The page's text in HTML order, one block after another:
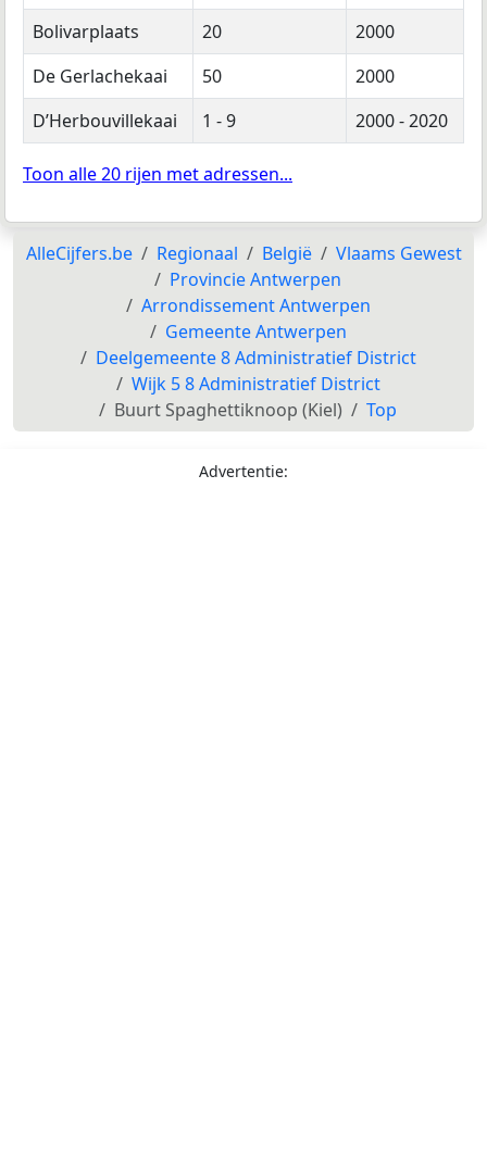
Bolivarplaats
20
2000
De Gerlachekaai
50
2000
D’Herbouvillekaai
1 - 9 2000 - 2020
Toon alle 20 rijen met adressen...
AlleCijfers.be Regionaal België
Vlaams Gewest
Provincie Antwerpen
Arrondissement Antwerpen
Gemeente Antwerpen
Deelgemeente 8 Administratief District
Wijk 5 8 Administratief District
Buurt Spaghettiknoop (Kiel)
Top
Advertentie: